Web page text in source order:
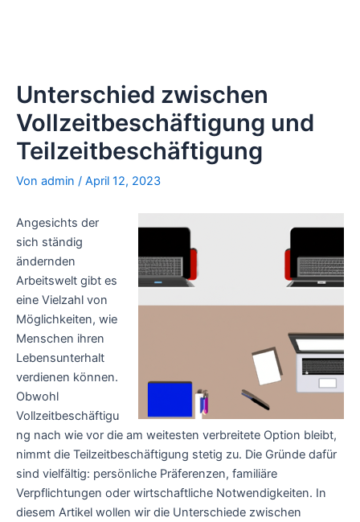
Unterschied zwischen
Vollzeitbeschäftigung und
Teilzeitbeschäftigung
Von admin / April 12, 2023
Angesichts der
sich ständig
ändernden
Arbeitswelt gibt es
eine Vielzahl von
Möglichkeiten, wie
Menschen ihren
Lebensunterhalt
verdienen können.
Obwohl
Vollzeitbeschäftigu
ng nach wie vor die am weitesten verbreitete Option bleibt,
nimmt die Teilzeitbeschäftigung stetig zu. Die Gründe dafür
sind vielfältig: persönliche Präferenzen, familiäre
Verpflichtungen oder wirtschaftliche Notwendigkeiten. In
diesem Artikel wollen wir die Unterschiede zwischen